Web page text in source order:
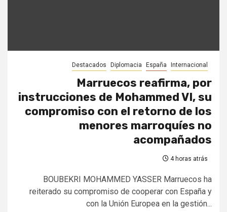
Destacados Diplomacia España Internacional
Marruecos reafirma, por
instrucciones de Mohammed VI, su
compromiso con el retorno de los
menores marroquíes no
acompañados
4 horas atrás
BOUBEKRI MOHAMMED YASSER Marruecos ha
reiterado su compromiso de cooperar con España y
con la Unión Europea en la gestión...